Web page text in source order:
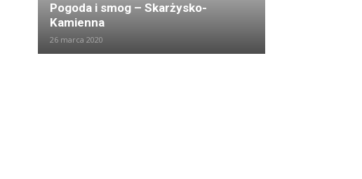
Pogoda i smog – Skarżysko-
Kamienna
26 marca 2020